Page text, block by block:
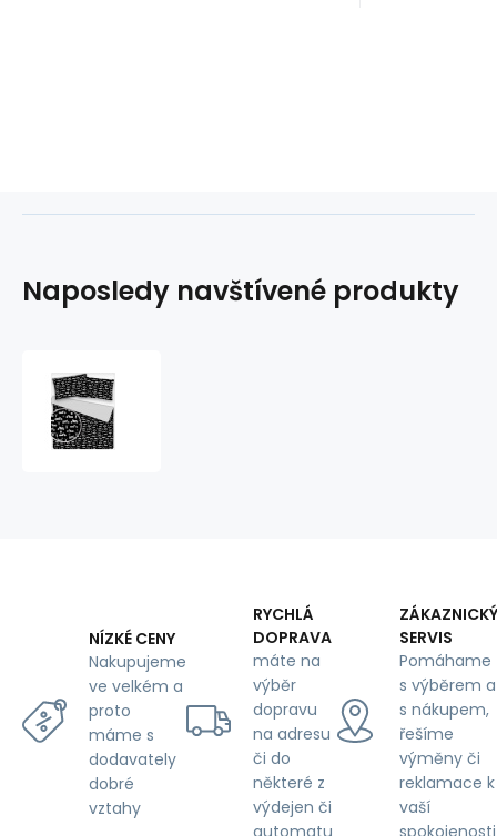
Naposledy navštívené produkty
NÍZKÉ CENY
Nakupujeme
ve velkém a
proto
máme s
dodavately
dobré
vztahy
RYCHLÁ
DOPRAVA
máte na
výběr
dopravu
na adresu
či do
některé z
výdejen či
ZÁKAZNICKÝ
SERVIS
Pomáhame
s výběrem a
s nákupem,
řešíme
výměny či
reklamace k
vaší